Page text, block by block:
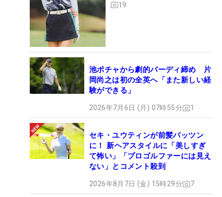
19
池ポチャから劇的バーディ締め 片
岡尚之は初の全英へ「また新しい経
験ができる」
2026年7月6日 (月) 07時55分 1
セキ・ユウティンが前髪パッツン
に！ 新ヘアスタイルに「美しすぎ
て怖い」「プロゴルファーには見え
ない」とコメント殺到
2026年8月7日 (金) 15時29分 7